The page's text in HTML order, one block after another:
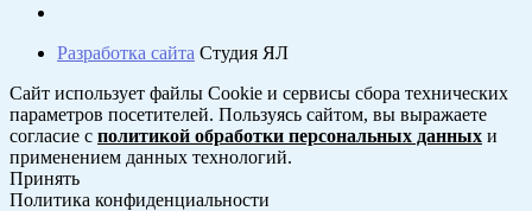
Разработка сайта Студия ЯЛ
Сайт использует файлы Cookie и сервисы сбора технических
параметров посетителей. Пользуясь сайтом, вы выражаете
согласие с политикой обработки персональных данных и
применением данных технологий.
Принять
Политика конфиденциальности